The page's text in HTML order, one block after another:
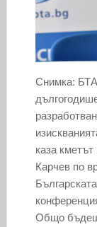
Снимка:
каза
Карчев по
Общо